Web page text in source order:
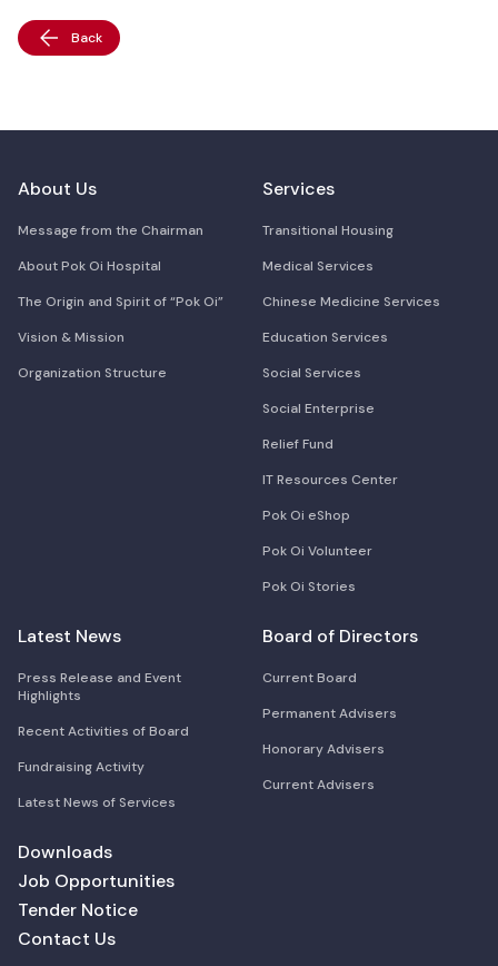
Back
About Us
Message from the Chairman
About Pok Oi Hospital
The Origin and Spirit of “Pok Oi”
Vision & Mission
Organization Structure
Services
Transitional Housing
Medical Services
Chinese Medicine Services
Education Services
Social Services
Social Enterprise
Relief Fund
IT Resources Center
Pok Oi eShop
Pok Oi Volunteer
Pok Oi Stories
Latest News
Press Release and Event
Highlights
Recent Activities of Board
Fundraising Activity
Latest News of Services
Board of Directors
Current Board
Permanent Advisers
Honorary Advisers
Current Advisers
Downloads
Job Opportunities
Tender Notice
Contact Us